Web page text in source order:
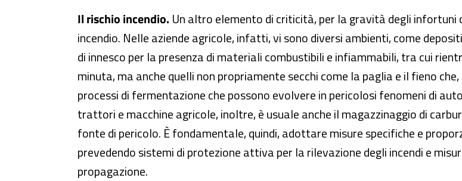
Il rischio incendio. Un altro elemento di criticità, per la gravità degli infortuni
incendio. Nelle aziende agricole, infatti, vi sono diversi ambienti, come
di innesco per la presenza di materiali combustibili e infiammabili, tra cui
minuta, ma anche quelli non propriamente secchi come la paglia e il fieno
processi di fermentazione che possono evolvere in pericolosi fenomeni di
trattori e macchine agricole, inoltre, è usuale anche il magazzinaggio di
fonte di pericolo. È fondamentale, quindi, adottare misure specifiche e
prevedendo sistemi di protezione attiva per la rilevazione degli incendi e
propagazione.